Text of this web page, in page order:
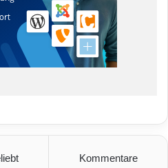
Kommentare